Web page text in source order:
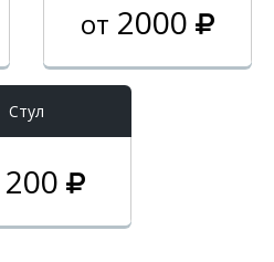
от 2000
Стул
200